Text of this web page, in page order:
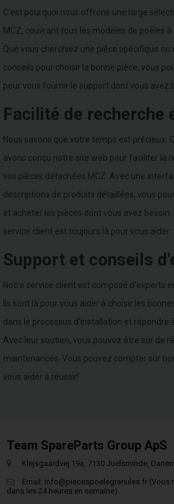
C'est pourquoi nous offrons une large
MCZ, couvrant tous les modèles de poêles à
Que vous cherchiez une pièce spécifique ou
conseils pour choisir la bonne pièce, vous
pour vous fournir le support dont vous avez
Facilité de recherche
Nous savons que votre temps est précieux.
avons conçu notre site web pour faciliter la
vos pièces détachées MCZ. Avec une
descriptions de produits détaillées, vous
et acheter les pièces dont vous avez
service client est toujours là pour vous aider.
Support et conseils
Notre service client est composé d'experts
Ils sont là pour vous aider à choisir les
dans le processus d'installation et répondre
Avec leur soutien, vous pouvez être sûr de
maintenances. Vous pouvez compter sur
vous aider à réussir!
Team SpareParts Group ApS
Klejsgaardvej 19a, 7130 Juelsminde,
Email: info@piecespoelegranules.fr (Vous
dans les 24 heures en semaine)